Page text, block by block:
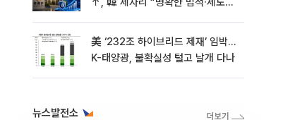
美 ‘232조 하이브리드 제재’ 임박…
K-태양광, 불확실성 털고 날개 다나
뉴스발전소